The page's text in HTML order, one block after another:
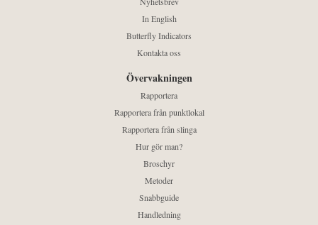
In English
Butterfly Indicators
Kontakta oss
Övervakningen
Rapportera
Rapportera från punktlokal
Rapportera från slinga
Hur gör man?
Broschyr
Metoder
Snabbguide
Handledning